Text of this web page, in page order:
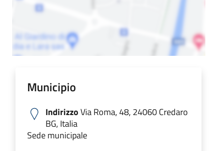
Municipio
IndirizzoVia Roma, 48, 24060 Credaro
BG, Italia
Sede municipale